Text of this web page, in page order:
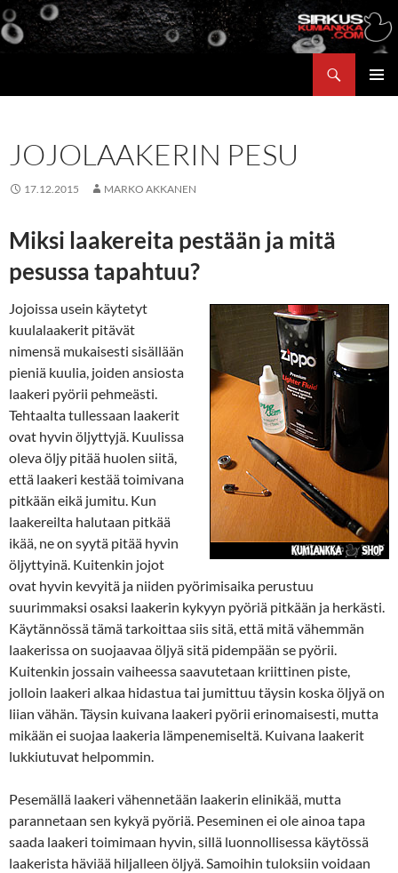
Siirry
sisältöön
JOJOLAAKERIN PESU
17.12.2015 MARKO AKKANEN
Miksi laakereita pestään ja mitä
pesussa tapahtuu?
Jojoissa usein käytetyt
kuulalaakerit pitävät
nimensä mukaisesti sisällään
pieniä kuulia, joiden ansiosta
laakeri pyörii pehmeästi.
Tehtaalta tullessaan laakerit
ovat hyvin öljyttyjä. Kuulissa
oleva öljy pitää huolen siitä,
että laakeri kestää toimivana
pitkään eikä jumitu. Kun
laakereilta halutaan pitkää
ikää, ne on syytä pitää hyvin
öljyttyinä. Kuitenkin jojot
ovat hyvin kevyitä ja niiden pyörimisaika perustuu
suurimmaksi osaksi laakerin kykyyn pyöriä pitkään ja herkästi.
Käytännössä tämä tarkoittaa siis sitä, että mitä vähemmän
laakerissa on suojaavaa öljyä sitä pidempään se pyörii.
Kuitenkin jossain vaiheessa saavutetaan kriittinen piste,
jolloin laakeri alkaa hidastua tai jumittuu täysin koska öljyä on
liian vähän. Täysin kuivana laakeri pyörii erinomaisesti, mutta
mikään ei suojaa laakeria lämpenemiseltä. Kuivana laakerit
lukkiutuvat helpommin.
Pesemällä laakeri vähennetään laakerin elinikää, mutta
parannetaan sen kykyä pyöriä. Peseminen ei ole ainoa tapa
saada laakeri toimimaan hyvin, sillä luonnollisessa käytössä
laakerista häviää hiljalleen öljyä. Samoihin tuloksiin voidaan